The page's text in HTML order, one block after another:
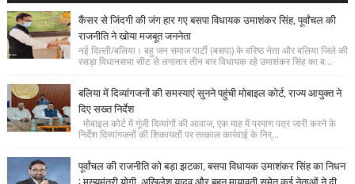
कैंसर से जिंदगी की जंग हार गए बसपा विधायक उमाशंकर सिंह, पूर्वांचल की
राजनीति ने खोया मजबूत जननेता
नई दिल्ली/बलिया। बहु जन समाज पार्टी (बसपा) के वरिष्ठ नेता और बलिया जिले की
रसड़ा विधानसभा सीट से लगातार तीन बार विधायक रहे उमाशंकर सिंह का ब...
बलिया में दिव्यांगजनों की समस्याएं सुनने पहुंची मोबाइल कोर्ट, राज्य आयुक्त ने
दिए सख्त निर्देश
मोबाइल कोर्ट में गूंजी दिव्यांगों की आवाज, एक माह में प्रमाण पत्र जारी करने के
निर्देश दिव्यांगजनों की शिकायतों पर तत्काल कार्रवाई के निर्...
पूर्वांचल की राजनीति को बड़ा झटका, बसपा विधायक उमाशंकर सिंह का निधन
: मुख्यमंत्री योगी, अखिलेश यादव और बहन मायावती समेत कई नेताओं ने दी